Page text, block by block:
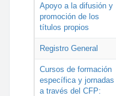
Apoyo a la difusión y
promoción de los
títulos propios
Registro General
Cursos de formación
específica y jornadas
a través del CFP: